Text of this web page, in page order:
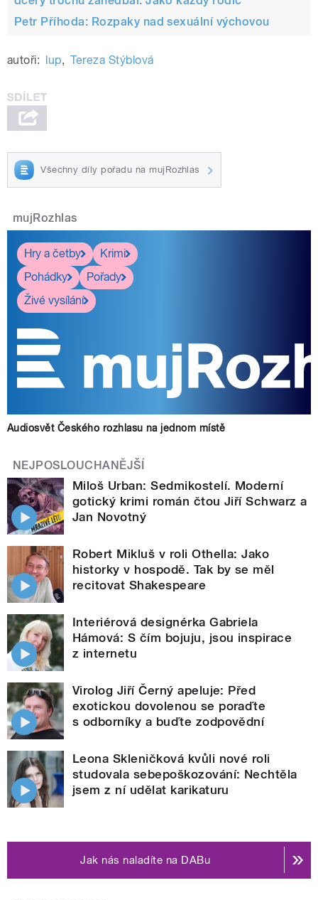
Petr Příhoda: Rozpaky nad sexuální výchovou
autoři: lup, Tereza Stýblová
Všechny díly pořadu na mujRozhlas
mujRozhlas
Hry a četby
Krimi
Pohádky
Pořady
Živé vysílání
Audiosvět Českého rozhlasu na jednom místě
NEJPOSLOUCHANĚJŠÍ
Miloš Urban: Sedmikostelí. Moderní
gotický krimi román čtou Jiří Schwarz a
Jan Novotný
Robert Mikluš v roli Othella: Jako
historky v hospodě. Tak by se měl
recitovat Shakespeare
Interiérová designérka Gabriela
Hámová: S čím bojuju, jsou inspirace
z internetu
Virolog Jiří Černý apeluje: Před
exotickou dovolenou se poraďte
s odborníky a buďte zodpovědní
Leona Skleničková kvůli nové roli
studovala sebepoškozování: Nechtěla
jsem z ní udělat karikaturu
Jak nás naladíte na DABu